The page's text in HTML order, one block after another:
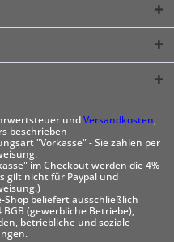
undVersandkosten,
beschrieben
"Vorkasse" - Sie zahlen per
im Checkout werden die 4%
gilt nicht für Paypal und
Shop beliefert ausschließlich
(gewerbliche Betriebe),
betriebliche und soziale